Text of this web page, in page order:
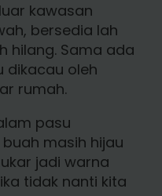
kawasan
bersedia lah
hilang. Sama ada
dikacau oleh
rumah.
pasu
masih hijau
jadi warna
tidak nanti kita